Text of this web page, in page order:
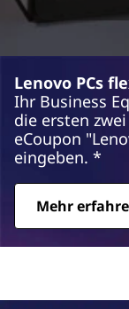
Lenovo PCs
Ihr Business
die ersten
eCoupon
eingeben. *
Mehr